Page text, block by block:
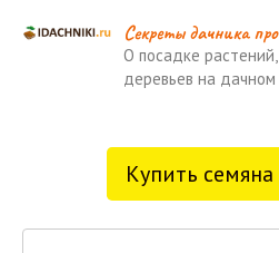
Cекреты дачника
О посадке
деревьев на дачном
Купить семяна